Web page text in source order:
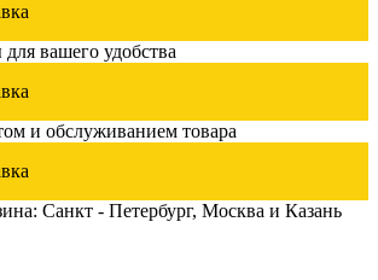
вашего удобства
и обслуживанием товара
Санкт - Петербург, Москва и Казань